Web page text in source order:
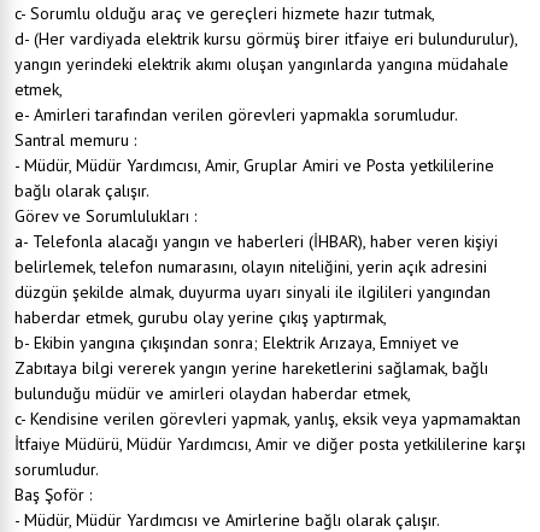
c- Sorumlu olduğu araç ve gereçleri hizmete hazır tutmak,
d- (Her vardiyada elektrik kursu görmüş birer itfaiye eri bulundurulur),
yangın yerindeki elektrik akımı oluşan yangınlarda yangına müdahale
etmek,
e- Amirleri tarafından verilen görevleri yapmakla sorumludur.
Santral memuru :
- Müdür, Müdür Yardımcısı, Amir, Gruplar Amiri ve Posta yetkililerine
bağlı olarak çalışır.
Görev ve Sorumlulukları :
a- Telefonla alacağı yangın ve haberleri (İHBAR), haber veren kişiyi
belirlemek, telefon numarasını, olayın niteliğini, yerin açık adresini
düzgün şekilde almak, duyurma uyarı sinyali ile ilgilileri yangından
haberdar etmek, gurubu olay yerine çıkış yaptırmak,
b- Ekibin yangına çıkışından sonra; Elektrik Arızaya, Emniyet ve
Zabıtaya bilgi vererek yangın yerine hareketlerini sağlamak, bağlı
bulunduğu müdür ve amirleri olaydan haberdar etmek,
c- Kendisine verilen görevleri yapmak, yanlış, eksik veya yapmamaktan
İtfaiye Müdürü, Müdür Yardımcısı, Amir ve diğer posta yetkililerine karşı
sorumludur.
Baş Şoför :
- Müdür, Müdür Yardımcısı ve Amirlerine bağlı olarak çalışır.